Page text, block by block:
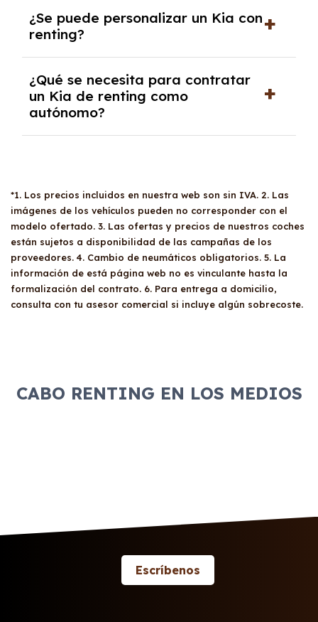
tendrás que pagar ningún tipo de entrada
salvo en casos que lo exija el proveedor
debido al resultado del estudio de viabilidad
económica.
¿Se puede personalizar un Kia con
renting?
opciones y equipamiento adicional, siempre y
cuando lo pactes con la empresa de renting.
¿Qué se necesita para contratar
un Kia de renting como
autónomo?
inicial.
*1. Los precios incluidos en nuestra web son sin IVA. 2. Las
imágenes de los vehículos pueden no corresponder con el
modelo ofertado. 3. Las ofertas y precios de nuestros coches
están sujetos a disponibilidad de las campañas de los
proveedores. 4. Cambio de neumáticos obligatorios. 5. La
información de está página web no es vinculante hasta la
formalización del contrato. 6. Para entrega a domicilio,
consulta con tu asesor comercial si incluye algún sobrecoste.
CABO RENTING EN LOS MEDIOS
Escríbenos